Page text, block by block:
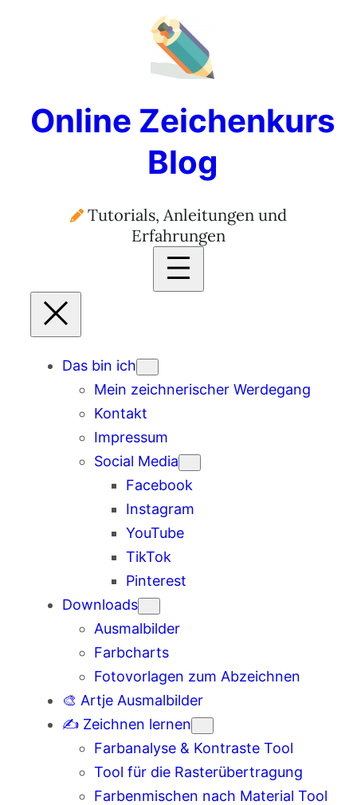
Online Zeichenkurs
Blog
Tutorials, Anleitungen und
Erfahrungen
Das bin ich
Mein zeichnerischer Werdegang
Kontakt
Impressum
Social Media
Facebook
Instagram
YouTube
TikTok
Pinterest
Downloads
Ausmalbilder
Farbcharts
Fotovorlagen zum Abzeichnen
🎨 Artje Ausmalbilder
✍️ Zeichnen lernen
Farbanalyse & Kontraste Tool
Tool für die Rasterübertragung
Farbenmischen nach Material Tool